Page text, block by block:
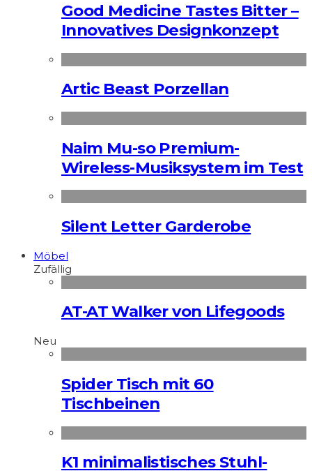
Good Medicine Tastes Bitter –
Innovatives Designkonzept
Artic Beast Porzellan
Naim Mu-so Premium-
Wireless-Musiksystem im Test
Silent Letter Garderobe
Möbel
Zufällig
AT-AT Walker von Lifegoods
Neu
Spider Tisch mit 60
Tischbeinen
K1 minimalistisches Stuhl-